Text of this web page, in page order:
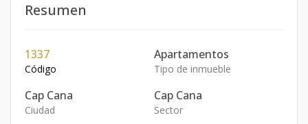
Resumen
1337
Código
Apartamentos
Tipo de inmueble
Cap Cana
Ciudad
Cap Cana
Sector